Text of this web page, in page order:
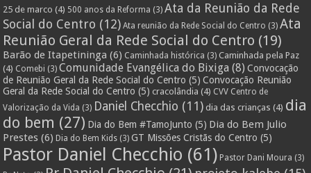
25 de marco (4) 500 anos da Reforma (3) Ata da Reunião da Rede
Social do Centro (12) Ata reunião da Rede Social do Centro (3) Ata
Reunião Geral da Rede Social do Centro (19)
Barão de Itapetininga (6) Caminhada histórica (3) Caminhada pela Paz
(4) Comebi (3) Comunidade Evangélica do Bixiga (8) Convocação
de Reunião Geral da Rede Social do Centro (5) Convocação Reunião
Geral da Rede Social do Centro (5) cracolândia (4) CVV Centro de
Valorização da Vida (3) Daniel Checchio (11) dia das crianças (4) dia
do bem (27) Dia do Bem #TamoJunto (5) Dia do Bem Julio
Prestes (6) Dia do Bem Kids (3) GT Missões Cristãs do Centro (5)
Pastor Daniel Checchio (61) Pastor Dani Moura (3)